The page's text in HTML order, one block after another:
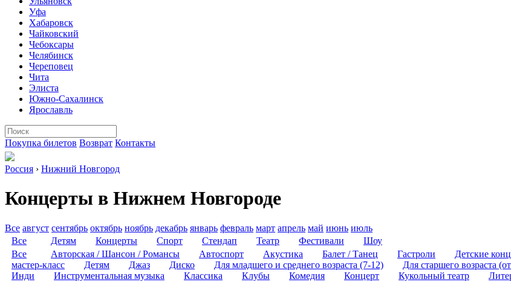
Уфа
Хабаровск
Чайковский
Чебоксары
Челябинск
Череповец
Чита
Элиста
Южно-Сахалинск
Ярославль
Покупка билетов Возврат Контакты
Россия › Нижний Новгород
Концерты в Нижнем Новгороде
Все август сентябрь октябрь ноябрь декабрь январь февраль март апрель май июнь июль
Все
Детям Концерты Спорт Стендап Театр Фестивали
Шоу
Все
Авторская / Шансон / Романсы Автоспорт Акустика Балет / Танец Гастроли Детские
мастер-класс
Детям Джаз Диско Для младшего и среднего возраста (7-12) Для старшего возраста
Инди
Инструментальная музыка Классика Клубы Комедия Концерт Кукольный театр